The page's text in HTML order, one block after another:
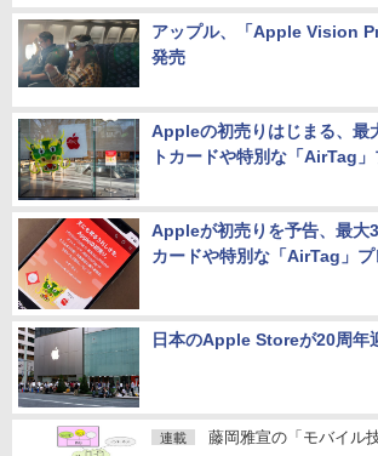
アップル、「Apple Vision
発売
Appleの初売りはじまる、最
トカードや特別な「AirTag
Appleが初売りを予告、最大
カードや特別な「AirTag」プ
日本のApple Storeが20周年
連載 藤岡雅宣の「モバイル